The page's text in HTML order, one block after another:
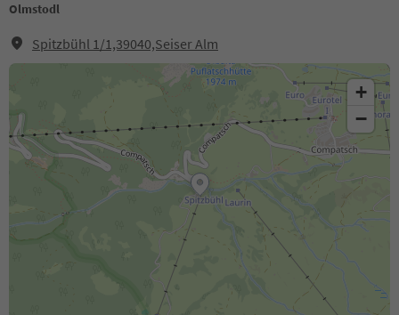
Olmstodl
Spitzbühl 1/1,39040,Seiser Alm
+
−